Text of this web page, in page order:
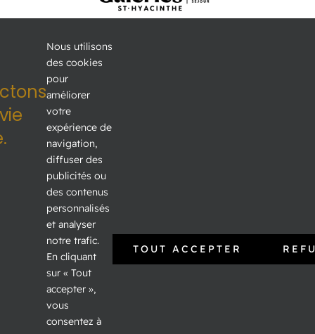
Voir sur Google Map →
Téléphone:
Nous utilisons
des cookies
pour
améliorer
votre
expérience de
navigation,
diffuser des
publicités ou
des contenus
personnalisés
et analyser
notre trafic.
En cliquant
sur « Tout
accepter »,
vous
consentez à
TOUT ACCEPTER